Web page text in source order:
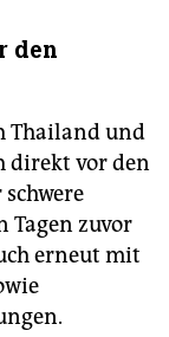
den
Thailand und
direkt vor den
Tagen zuvor
erneut mit